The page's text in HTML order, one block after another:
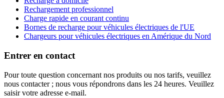
Rechargement professionnel
Charge rapide en courant continu
Bornes de recharge pour véhicules électriques de l'UE
Chargeurs pour véhicules électriques en Amérique du Nord
Entrer en contact
Pour toute question concernant nos produits ou nos tarifs, veuillez
nous contacter ; nous vous répondrons dans les 24 heures. Veuillez
saisir votre adresse e-mail.